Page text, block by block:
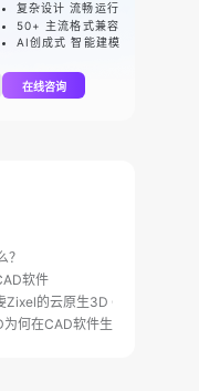
复杂设计 流畅运行
50+ 主流格式兼容
AI创成式 智能建模
在线咨询
？
软件
Zixel的云原生3D CAD
何在CAD软件生态中脱颖而出？